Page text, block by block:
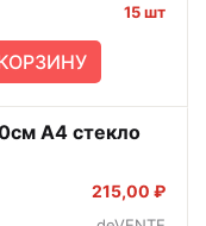
15 шт
A4 стекло
215,00 ₽